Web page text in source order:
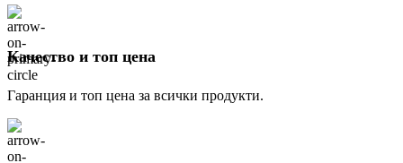
Качество и топ цена
Гаранция и топ цена за всички продукти.